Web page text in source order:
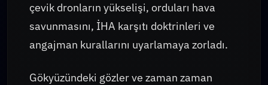
çevik dronların yükselişi, orduları hava
savunmasını, İHA karşıtı doktrinleri ve
angajman kurallarını uyarlamaya zorladı.
Gökyüzündeki gözler ve zaman zaman